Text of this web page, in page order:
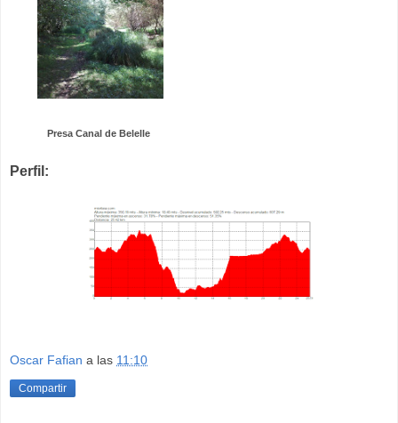
Presa Canal de Belelle
Perfil:
Oscar Fafian a las 11:10
Compartir